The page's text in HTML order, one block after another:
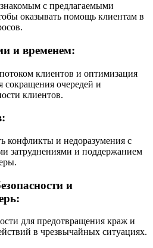
с предлагаемыми
оказывать помощь клиентам в
и временем:
клиентов и оптимизация
сокращения очередей и
клиентов.
конфликты и недоразумения с
затруднениями и поддержанием
и
для предотвращения краж и
в чрезвычайных ситуациях.